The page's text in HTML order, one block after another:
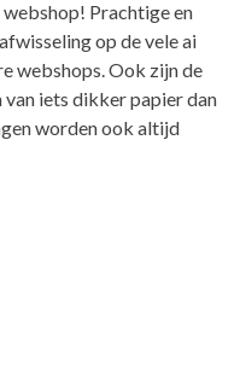
Prachtige en
op de vele ai
webshops. Ook zijn de
iets dikker papier dan
worden ook altijd